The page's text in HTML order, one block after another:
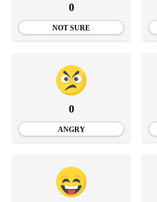
0
NOT SURE
0
ANGRY